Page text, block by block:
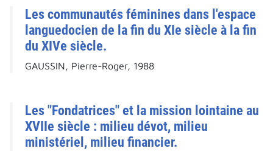
Les communautés féminines dans l'espace
languedocien de la fin du XIe siècle à la fin
du XIVe siècle.
GAUSSIN, Pierre-Roger, 1988
Les "Fondatrices" et la mission lointaine au
XVIIe siècle : milieu dévot, milieu
ministériel, milieu financier.